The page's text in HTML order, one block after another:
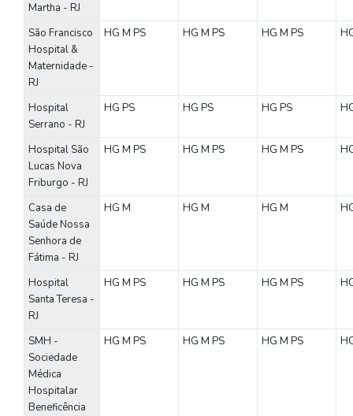
Martha - RJ
São Francisco
Hospital &
Maternidade -
RJ
HG M PS HG M PS HG M PS
Hospital
Serrano - RJ
HG PS HG PS HG PS
Hospital São
Lucas Nova
Friburgo - RJ
HG M PS HG M PS HG M PS
Casa de
Saúde Nossa
Senhora de
Fátima - RJ
HG M HG M HG M
Hospital
Santa Teresa -
RJ
HG M PS HG M PS HG M PS
SMH -
Sociedade
Médica
Hospitalar
Beneficência
HG M PS HG M PS HG M PS